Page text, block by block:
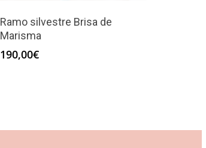
Ramo silvestre Brisa de
Marisma
190,00€